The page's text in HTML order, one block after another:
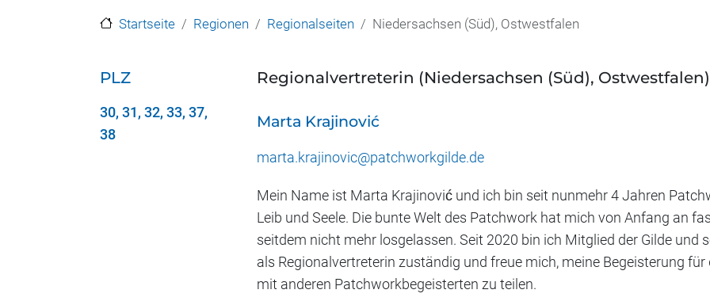
Startseite Regionen Regionalseiten Niedersachsen (Süd), Ostwestfalen
PLZ
30, 31, 32, 33, 37,
38
Regionalvertreterin (Niedersachsen (Süd), Ostwestfalen)
Marta Krajinović
marta.krajinovic@patchworkgilde.de
Mein Name ist Marta Krajinović und ich bin seit nunmehr 4 Jahren
Leib und Seele. Die bunte Welt des Patchwork hat mich von Anfang an
seitdem nicht mehr losgelassen. Seit 2020 bin ich Mitglied der Gilde und
als Regionalvertreterin zuständig und freue mich, meine Begeisterung
mit anderen Patchworkbegeisterten zu teilen.